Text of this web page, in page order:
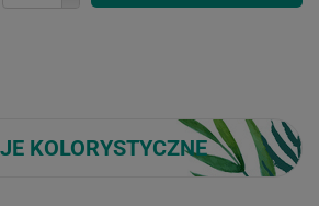
KOLORYSTYCZNE